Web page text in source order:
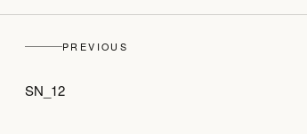
PREVIOUS
SN_12